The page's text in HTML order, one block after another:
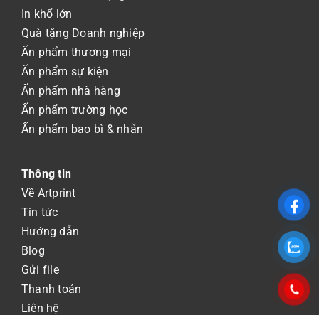
In khổ lớn
Quà tặng Doanh nghiệp
Ấn phẩm thương mại
Ấn phẩm sự kiện
Ấn phẩm nhà hàng
Ấn phẩm trường học
Ấn phẩm bao bì & nhãn
Thông tin
Về Artprint
Tin tức
Hướng dẫn
Blog
Gửi file
Thanh toán
Liên hệ